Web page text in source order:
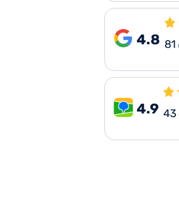
4.8 81
4.9 43